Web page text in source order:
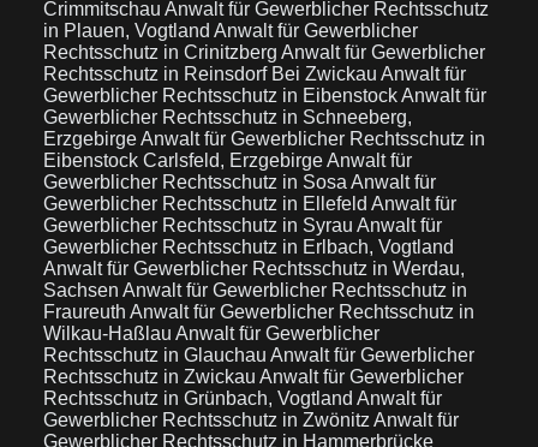
Crimmitschau Anwalt für Gewerblicher Rechtsschutz
in Plauen, Vogtland Anwalt für Gewerblicher
Rechtsschutz in Crinitzberg Anwalt für Gewerblicher
Rechtsschutz in Reinsdorf Bei Zwickau Anwalt für
Gewerblicher Rechtsschutz in EibenstockAnwalt für
Gewerblicher Rechtsschutz in Schneeberg,
ErzgebirgeAnwalt für Gewerblicher Rechtsschutz in
Eibenstock Carlsfeld, ErzgebirgeAnwalt für
Gewerblicher Rechtsschutz in Sosa Anwalt für
Gewerblicher Rechtsschutz in Ellefeld Anwalt für
Gewerblicher Rechtsschutz in Syrau Anwalt für
Gewerblicher Rechtsschutz in Erlbach, Vogtland
Anwalt für Gewerblicher Rechtsschutz in Werdau,
Sachsen Anwalt für Gewerblicher Rechtsschutz in
Fraureuth Anwalt für Gewerblicher Rechtsschutz in
Wilkau-Haßlau Anwalt für Gewerblicher
Rechtsschutz in Glauchau Anwalt für Gewerblicher
Rechtsschutz in Zwickau Anwalt für Gewerblicher
Rechtsschutz in Grünbach, Vogtland Anwalt für
Gewerblicher Rechtsschutz in Zwönitz Anwalt für
Gewerblicher Rechtsschutz in Hammerbrücke